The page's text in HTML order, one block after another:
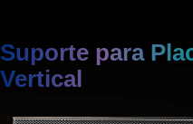
Suporte para
Vertical